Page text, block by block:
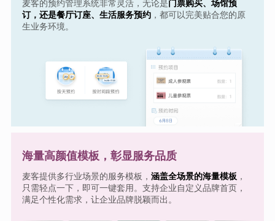
麦客的预约管理系统非常灵活，无论是门票购买、场馆预
订，还是餐厅订座、生活服务预约，都可以完美贴合您的原
生业务环境。
海量高颜值模板，彰显服务品质
麦客提供多行业场景的服务模板， 涵盖全场景的海量模板 ，
只需轻点一下，即可一键套用。支持企业自定义品牌首页，
满足个性化需求，让企业品牌脱颖而出。